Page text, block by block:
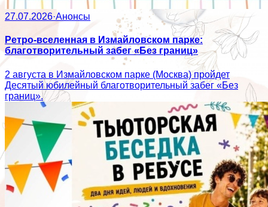
27.07.2026·Анонсы
Ретро-вселенная в Измайловском парке:
благотворительный забег «Без границ»
2 августа в Измайловском парке (Москва) пройдет
Десятый юбилейный благотворительный забег «Без
границ».